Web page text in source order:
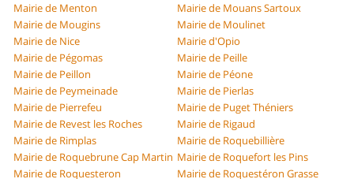
Mairie de Menton
Mairie de Mouans Sartoux
Mairie de Mougins
Mairie de Moulinet
Mairie de Nice
Mairie d'Opio
Mairie de Pégomas
Mairie de Peille
Mairie de Peillon
Mairie de Péone
Mairie de Peymeinade
Mairie de Pierlas
Mairie de Pierrefeu
Mairie de Puget Théniers
Mairie de Revest les Roches
Mairie de Rigaud
Mairie de Rimplas
Mairie de Roquebillière
Mairie de Roquebrune Cap Martin Mairie de Roquefort les Pins
Mairie de Roquesteron
Mairie de Roquestéron Grasse